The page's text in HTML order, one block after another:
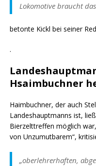
Lokomotive braucht das
betonte Kickl bei seiner
.
Hsaimbuchner
Haimbuchner, der auch
Landeshauptmanns ist,
Bierzelttreffen möglich
von Unzumutbarem“,
„oberlehrerhaften,